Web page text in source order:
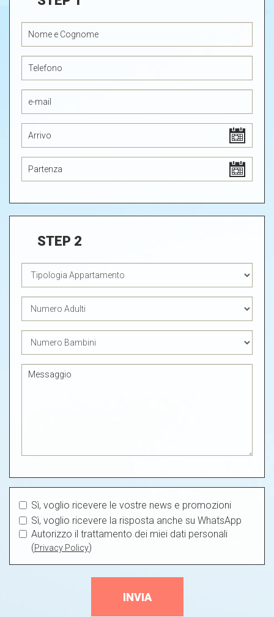
STEP 2
Sì, voglio ricevere le vostre news e promozioni
Sì, voglio ricevere la risposta anche su WhatsApp
Autorizzo il trattamento dei miei dati personali
(Privacy Policy)
INVIA